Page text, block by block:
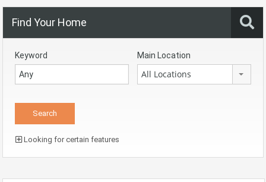
Find Your Home
Keyword Main Location
All Locations
Looking for certain features